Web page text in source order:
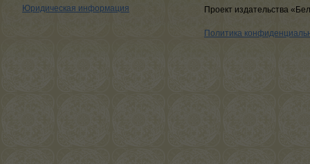
Юридическая информация
Проект издательства
Политика